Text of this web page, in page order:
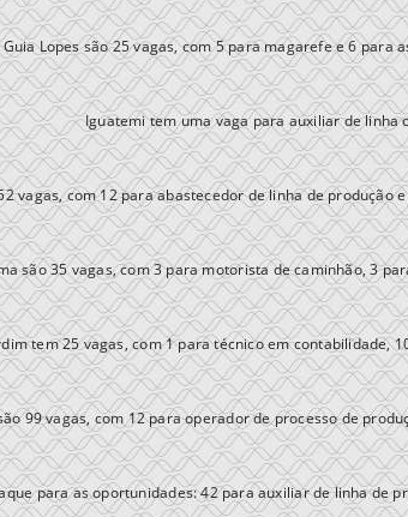
Guia Lopes são 25 vagas, com 5 para magarefe e 6 para
Iguatemi tem uma vaga para auxiliar de linha
vagas, com 12 para abastecedor de linha de produção
são 35 vagas, com 3 para motorista de caminhão, 3
tem 25 vagas, com 1 para técnico em contabilidade,
99 vagas, com 12 para operador de processo de
para as oportunidades: 42 para auxiliar de linha de